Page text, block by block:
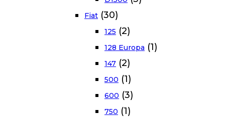
Fiat (30)
125 (2)
128 Europa (1)
147 (2)
500 (1)
600 (3)
750 (1)